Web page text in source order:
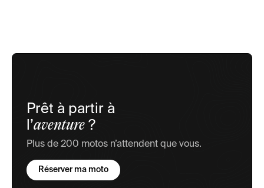
Prêt à partir à
l’aventure ?
Plus de 200 motos n’attendent que vous.
Réserver ma moto